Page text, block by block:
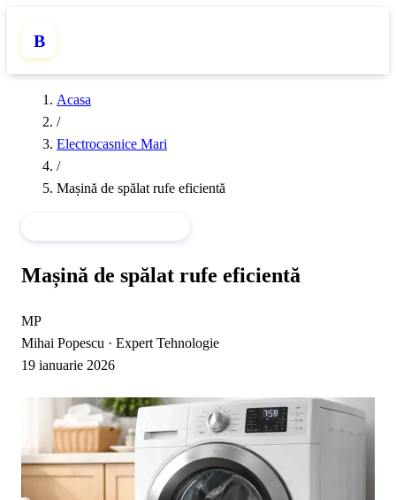
B
Acasa
/
Electrocasnice Mari
/
Mașină de spălat rufe eficientă
Mașină de spălat rufe eficientă
MP
Mihai Popescu · Expert Tehnologie
19 ianuarie 2026